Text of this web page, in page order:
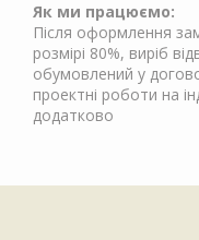
Як ми працюємо:
Після оформлення
розмірі 80%, виріб
обумовлений у
проектні роботи на
додатково